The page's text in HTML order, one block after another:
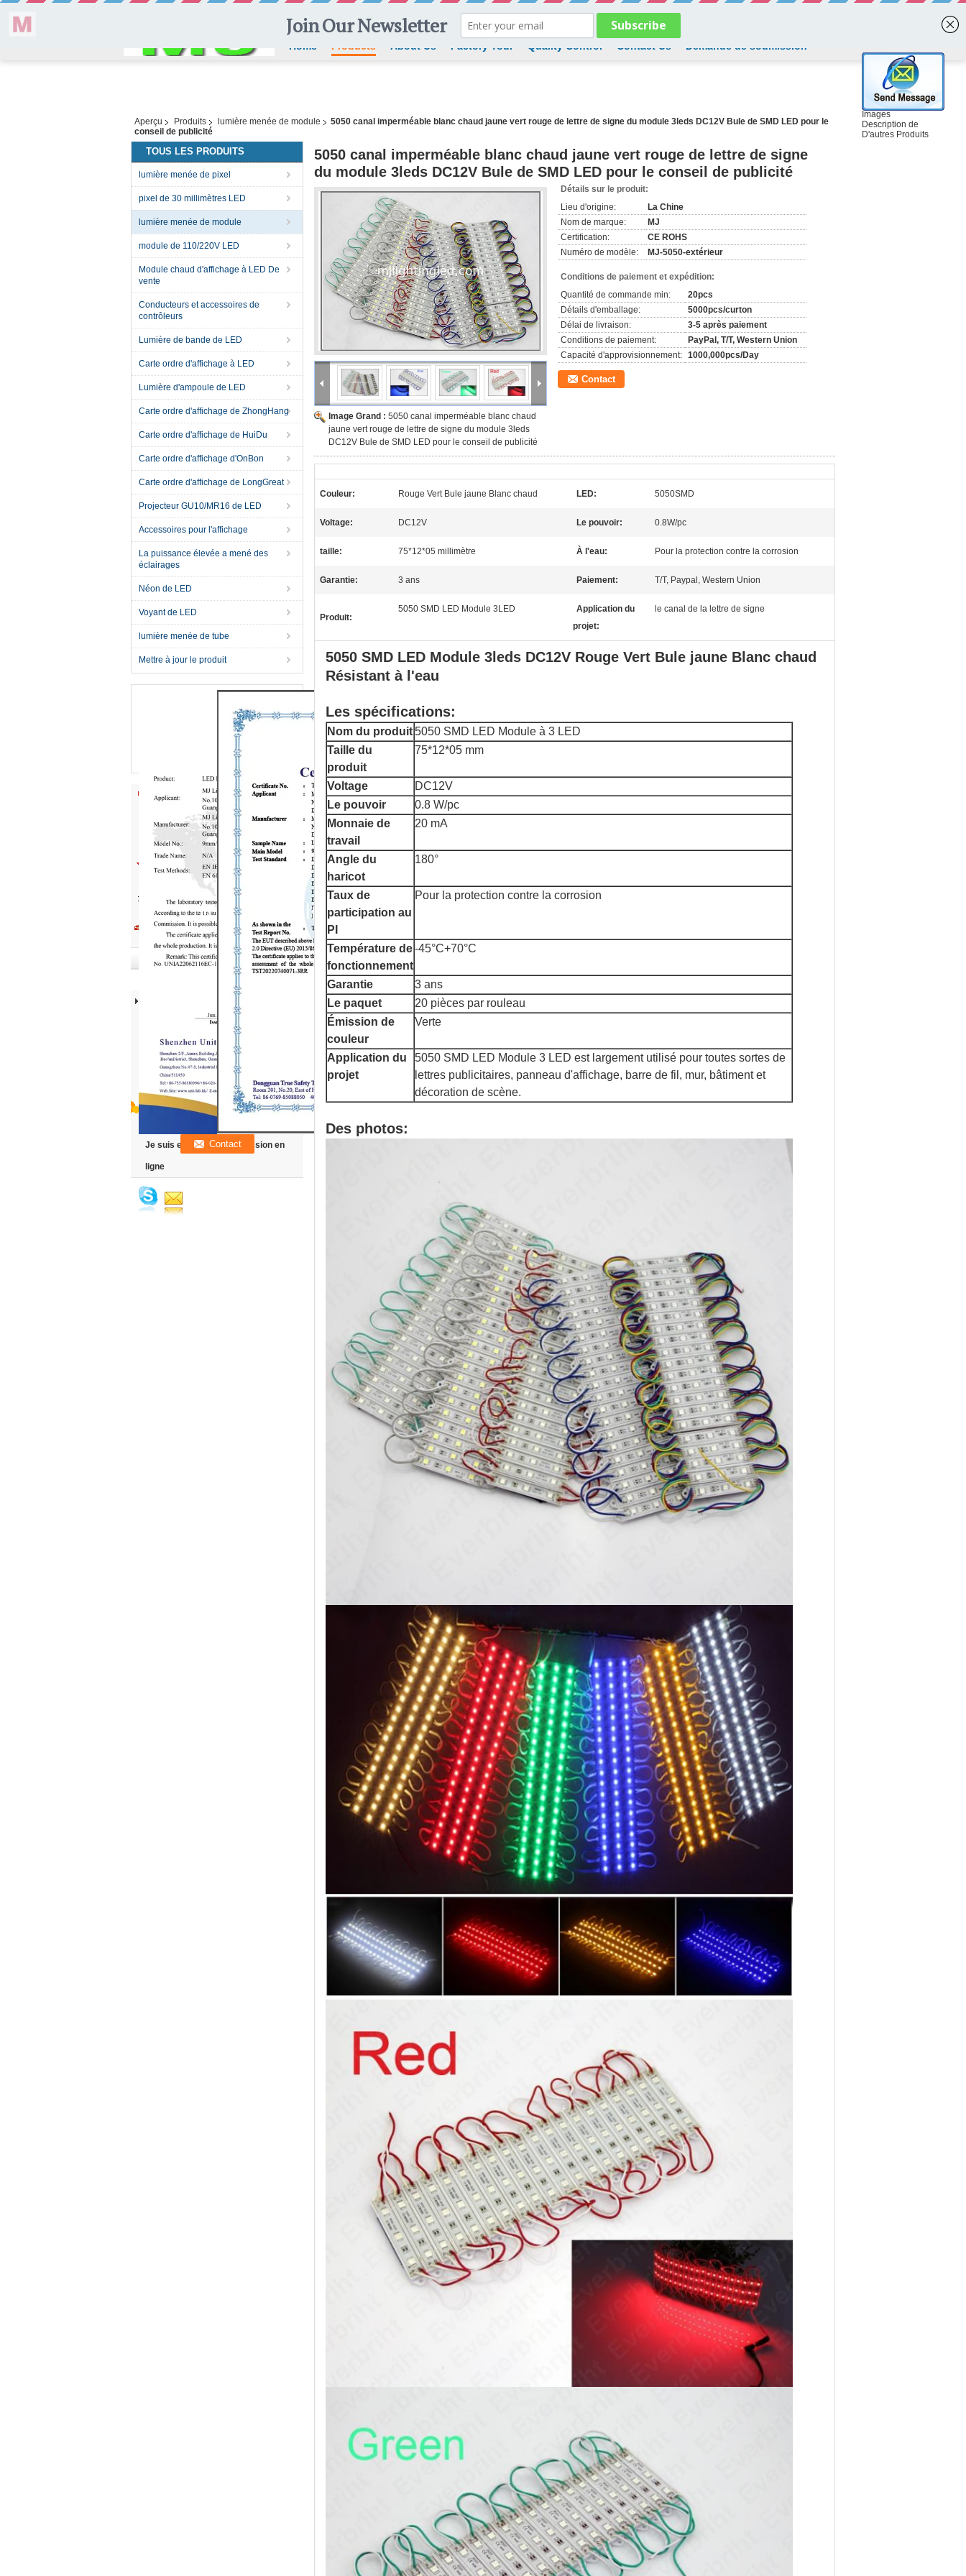
Images
Description de
D'autres Produits
Home Products About Us Factory Tour Quality Control Contact Us Demande de soumission
Aperçu Produits lumière menée de module
5050 canal imperméable blanc chaud jaune vert rouge de lettre de signe du module 3leds DC12V Bule de SMD LED pour le
conseil de publicité
TOUS LES PRODUITS
lumière menée de pixel
pixel de 30 millimètres LED
lumière menée de module
module de 110/220V LED
Module chaud d'affichage à LED De
vente
Conducteurs et accessoires de
contrôleurs
Lumière de bande de LED
Carte ordre d'affichage à LED
Lumière d'ampoule de LED
Carte ordre d'affichage de ZhongHang
Carte ordre d'affichage de HuiDu
Carte ordre d'affichage d'OnBon
Carte ordre d'affichage de LongGreat
Projecteur GU10/MR16 de LED
Accessoires pour l'affichage
La puissance élevée a mené des
éclairages
Néon de LED
Voyant de LED
lumière menée de tube
Mettre à jour le produit
Je suis en ligne une discussion en
ligne
5050 canal imperméable blanc chaud jaune vert rouge de lettre de signe
du module 3leds DC12V Bule de SMD LED pour le conseil de publicité
Image Grand : 5050 canal imperméable blanc chaud
jaune vert rouge de lettre de signe du module 3leds
DC12V Bule de SMD LED pour le conseil de publicité
Détails sur le produit:
Lieu d'origine:
La Chine
Nom de marque:
MJ
Certification:
CE ROHS
Numéro de modèle:
MJ-5050-extérieur
Conditions de paiement et expédition:
Quantité de commande min:
20pcs
Détails d'emballage:
5000pcs/curton
Délai de livraison:
3-5 après paiement
Conditions de paiement:
PayPal, T/T, Western Union
Capacité d'approvisionnement: 1000,000pcs/Day
Contact
Couleur: Rouge Vert Bule jaune Blanc chaud LED: 5050SMD
Voltage: DC12V Le pouvoir: 0.8W/pc
taille: 75*12*05 millimètre À l'eau: Pour la protection contre la corrosion
Garantie: 3 ans Paiement: T/T, Paypal, Western Union
Produit:
5050 SMD LED Module 3LED
Application du
projet:
le canal de la lettre de signe
5050 SMD LED Module 3leds DC12V Rouge Vert Bule jaune Blanc chaud
Résistant à l'eau
Les spécifications:
Nom du produit5050 SMD LED Module à 3 LED
Taille du
produit
75*12*05 mm
Voltage
DC12V
Le pouvoir
0.8 W/pc
Monnaie de
travail
20 mA
Angle du
haricot
180°
Taux de
participation au
PI
Pour la protection contre la corrosion
Température de
fonctionnement
-45°C+70°C
Garantie
3 ans
Le paquet
20 pièces par rouleau
Émission de
couleur
Verte
Application du
projet
5050 SMD LED Module 3 LED est largement utilisé pour toutes sortes de
lettres publicitaires, panneau d'affichage, barre de fil, mur, bâtiment et
décoration de scène.
Des photos: